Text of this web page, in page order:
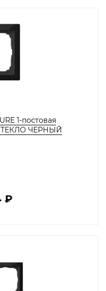
1-постовая
ЧЕРНЫЙ
₽